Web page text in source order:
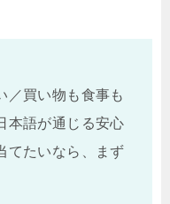
／買い物も食事も
本語が通じる安心
てたいなら、まず